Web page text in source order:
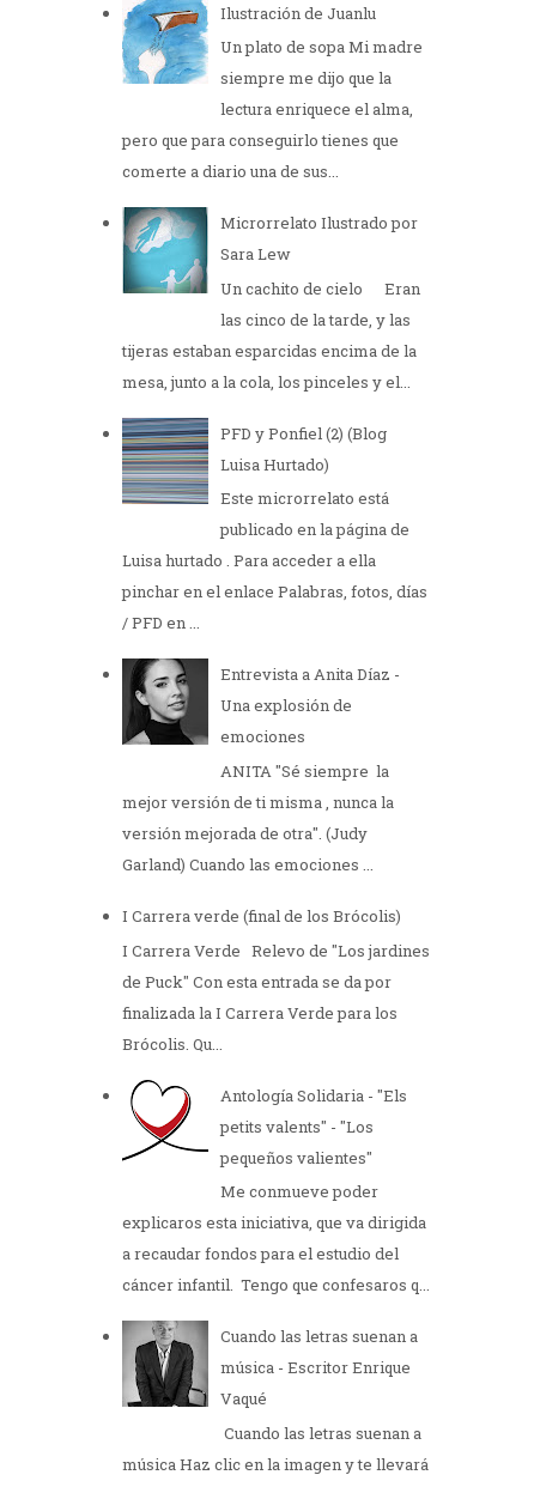
Ilustración de Juanlu
Un plato de sopa Mi madre
siempre me dijo que la
lectura enriquece el alma,
pero que para conseguirlo tienes que
comerte a diario una de sus...
Microrrelato Ilustrado por
Sara Lew
Un cachito de cielo Eran
las cinco de la tarde, y las
tijeras estaban esparcidas encima de la
mesa, junto a la cola, los pinceles y el...
PFD y Ponfiel (2) (Blog
Luisa Hurtado)
Este microrrelato está
publicado en la página de
Luisa hurtado . Para acceder a ella
pinchar en el enlace Palabras, fotos, días
/ PFD en ...
Entrevista a Anita Díaz -
Una explosión de
emociones
ANITA "Sé siempre la
mejor versión de ti misma , nunca la
versión mejorada de otra". (Judy
Garland) Cuando las emociones ...
I Carrera verde (final de los Brócolis)
I Carrera Verde Relevo de "Los jardines
de Puck" Con esta entrada se da por
finalizada la I Carrera Verde para los
Brócolis. Qu...
Antología Solidaria - "Els
petits valents" - "Los
pequeños valientes"
Me conmueve poder
explicaros esta iniciativa, que va dirigida
a recaudar fondos para el estudio del
cáncer infantil. Tengo que confesaros q...
Cuando las letras suenan a
música - Escritor Enrique
Vaqué
Cuando las letras suenan a
música Haz clic en la imagen y te llevará